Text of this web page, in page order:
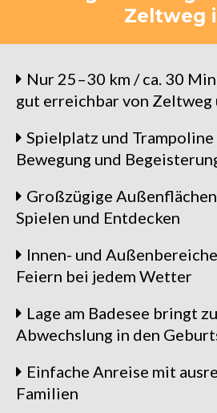
Zeltweg
Nur 25–30 km / ca. 30
gut erreichbar von Zeltweg
Spielplatz und
Bewegung und
Großzügige
Spielen und Entdecken
Innen- und
Feiern bei jedem Wetter
Lage am Badesee bringt
Abwechslung in den
Einfache Anreise mit
Familien